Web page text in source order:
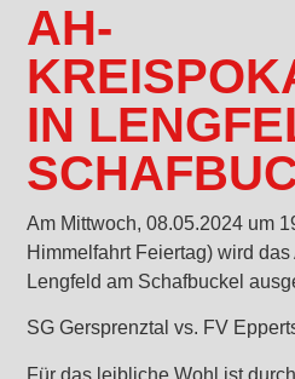
AH-
IN
Am Mittwoch, 08.05.2024 um
Himmelfahrt Feiertag) wird
Lengfeld am Schafbuckel
SG Gersprenztal vs. FV
Für das leibliche Wohl ist